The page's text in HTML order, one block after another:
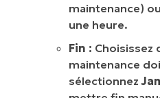
maintenance)
une heure.
Fin : Choisissez
maintenance
sélectionnez